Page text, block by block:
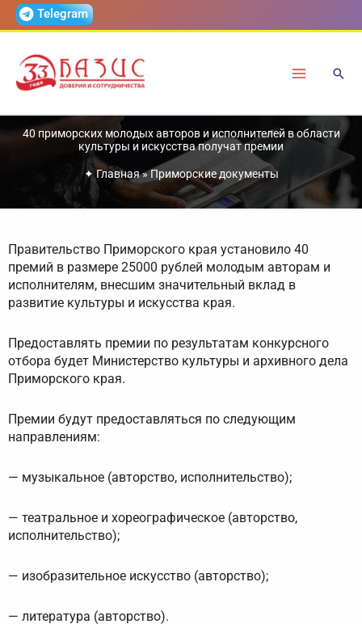
ПерейтиTelegram
40 приморских молодых авторов и исполнителей в области
культуры и искусства получат премии
✦ Главная»Приморские документы
Правительство Приморского края установило 40
премий в размере 25000 рублей молодым авторам и
исполнителям, внесшим значительный вклад в
развитие культуры и искусства края.
Предоставлять премии по результатам конкурсного
отбора будет Министерство культуры и архивного дела
Приморского края.
Премии будут предоставляться по следующим
направлениям:
— музыкальное (авторство, исполнительство);
— театральное и хореографическое (авторство,
исполнительство);
— изобразительное искусство (авторство);
— литература (авторство).